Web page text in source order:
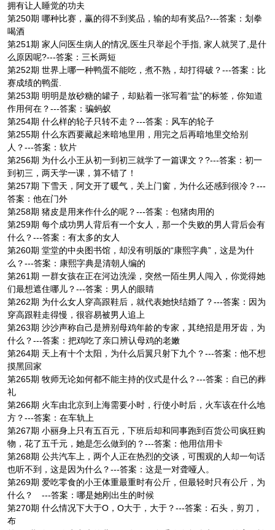
拥有让人睡觉的功夫
第250期 哪种比赛，赢的得不到奖品，输的却有奖品?---答案：划拳
喝酒
第251期 家人问医生病人的情况,医生只举起个手指, 家人就哭了,是什
么原因呢?---答案：三长两短
第252期 世界上哪一种鸭蛋不能吃，煮不熟，却打得破？---答案：比
赛成绩的鸭蛋.
第253期 明明是放砂糖的罐子，却贴着一张写着“盐”的标签，你知道
作用何在？---答案：骗蚂蚁
第254期 什么样的轮子只转不走？---答案：风车的轮子
第255期 什么东西要藏起来暗地里用，用完之后再暗地里交给别
人？---答案：软片
第256期 为什么小王从初一到初三就学了一篇课文？?---答案：初一
到初三，两天学一课，算不错了！
第257期 下雪天，阿文开了暖气，关上门窗，为什么还感到很冷？---
答案：他在门外
第258期 猪皮是用来作什么的呢？---答案：包猪肉用的
第259期 每个成功男人背后有一个女人，那一个失败的男人背后会有
什么？---答案：有太多的女人
第260期 堂堂的中央图书馆，却没有明版的“康熙字典”，这是为什
么？---答案：康熙字典是清朝人编的
第261期 一群女孩在正在河边洗澡，突然一陌生男人闯入，你觉得她
们最想遮住哪儿？---答案：男人的眼睛
第262期 为什么女人穿高跟鞋后，就代表她快结婚了？---答案：因为
穿高跟鞋走得慢，很容易被男人追上
第263期 沙沙声称自己是辨别母鸡年龄的专家，其绝招是用牙齿，为
什么？---答案：把鸡吃了亲口辨认母鸡的老嫩
第264期 天上有十个太阳，为什么后翼只射下九个？---答案：他不想
摸黑回家
第265期 牧师无论如何都不能主持的仪式是什么？---答案：自已的葬
礼
第266期 火车由北京到上海需要小时，行使小时后，火车该在什么地
方？---答案：在车轨上
第267期 小丽身上只有五百元，下班后却和同事跑到百货公司疯狂购
物，花了五千元，她是怎么做到的？---答案：他用信用卡
第268期 公共汽车上，两个人正在热烈的交谈，可围观的人却一句话
也听不到，这是因为什么？---答案：这是一对聋哑人。
第269期 爱吃零食的小王体重最重时有公斤，但最轻时只有公斤，为
什么？ ---答案：哪是她刚出生的时候
第270期 什么情况下大于O，O大于，大于？---答案：石头，剪刀，
布